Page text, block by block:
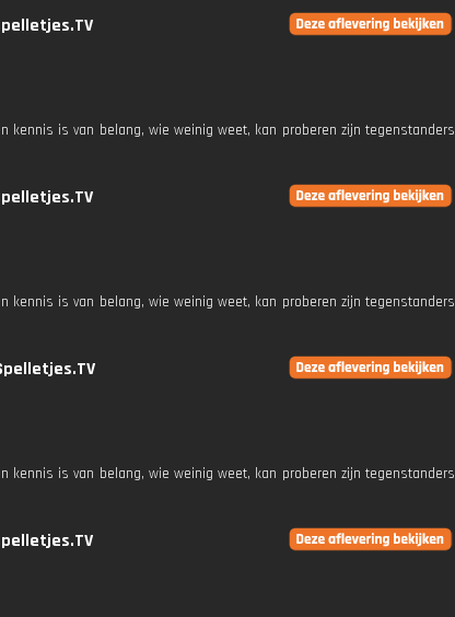
kennis is van belang, wie weinig weet, kan proberen zijn tegenstanders
kennis is van belang, wie weinig weet, kan proberen zijn tegenstanders
kennis is van belang, wie weinig weet, kan proberen zijn tegenstanders